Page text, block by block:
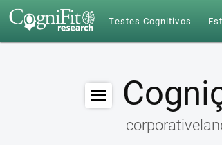
Testes Cognitivos